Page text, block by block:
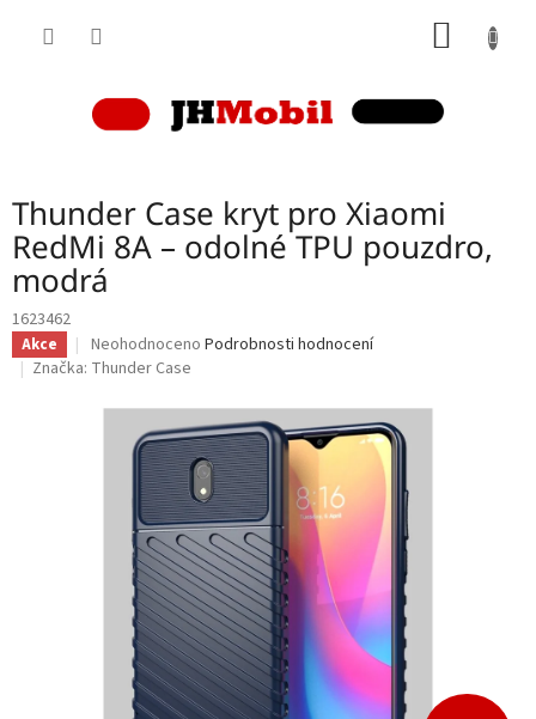
Thunder Case kryt pro Xiaomi
RedMi 8A – odolné TPU pouzdro,
modrá
1623462
Akce
Průměrné
hodnocení
hvězdiček.
Neohodnoceno Podrobnosti hodnocení
Značka: Thunder Case